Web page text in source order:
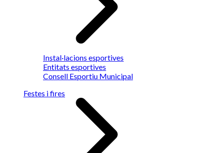
Instal·lacions esportives
Entitats esportives
Consell Esportiu Municipal
Festes i fires